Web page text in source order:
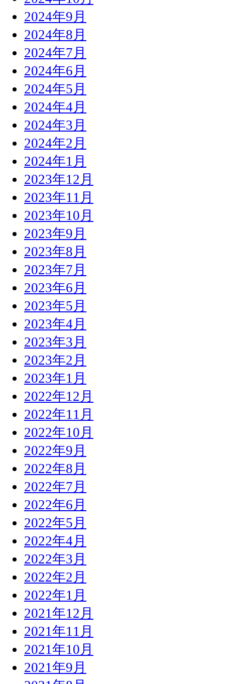
2024年9月
2024年8月
2024年7月
2024年6月
2024年5月
2024年4月
2024年3月
2024年2月
2024年1月
2023年12月
2023年11月
2023年10月
2023年9月
2023年8月
2023年7月
2023年6月
2023年5月
2023年4月
2023年3月
2023年2月
2023年1月
2022年12月
2022年11月
2022年10月
2022年9月
2022年8月
2022年7月
2022年6月
2022年5月
2022年4月
2022年3月
2022年2月
2022年1月
2021年12月
2021年11月
2021年10月
2021年9月